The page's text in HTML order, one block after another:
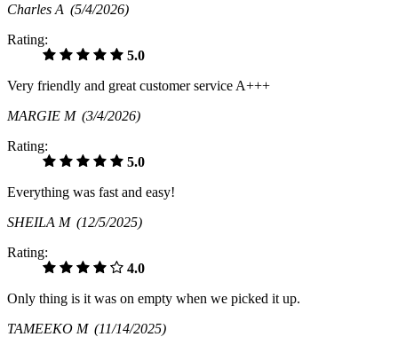
Charles A (5/4/2026)
Rating:
5.0
Very friendly and great customer service A+++
MARGIE M (3/4/2026)
Rating:
5.0
Everything was fast and easy!
SHEILA M (12/5/2025)
Rating:
4.0
Only thing is it was on empty when we picked it up.
TAMEEKO M (11/14/2025)